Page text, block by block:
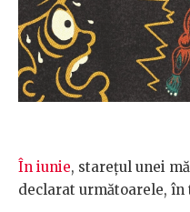
În iunie, starețul unei
declarat următoarele,